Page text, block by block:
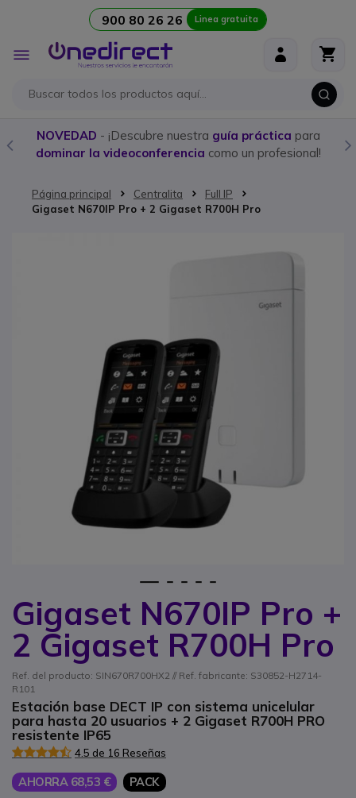
900 80 26 26 Linea gratuita
Toggle
Nav
NOVEDAD - ¡Descubre nuestra guía práctica para
dominar la videoconferencia como un profesional!
Página principal Centralita
Full IP
Gigaset N670IP Pro + 2 Gigaset R700H Pro
Gigaset N670IP Pro +
2 Gigaset R700H Pro
Ref. del producto: SIN670R700HX2 // Ref. fabricante: S30852-H2714-
R101
Estación base DECT IP con sistema unicelular
para hasta 20 usuarios + 2 Gigaset R700H PRO
resistente IP65
4.5 de 16 Reseñas
AHORRA 68,53 € PACK
Saltar al comienzo de la galería de imágenes